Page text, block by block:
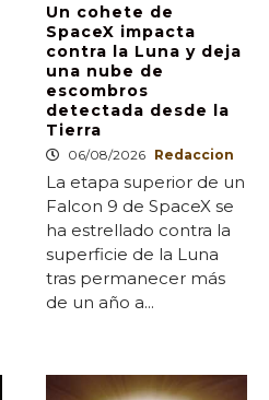
Un cohete de
SpaceX impacta
contra la Luna y deja
una nube de
escombros
detectada desde la
Tierra
06/08/2026 Redaccion
La etapa superior de un
Falcon 9 de SpaceX se
ha estrellado contra la
superficie de la Luna
tras permanecer más
de un año a...